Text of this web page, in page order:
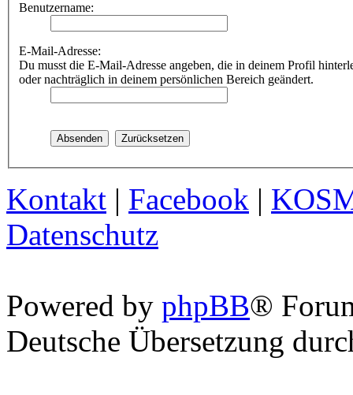
Benutzername:
E-Mail-Adresse:
Du musst die E-Mail-Adresse angeben, die in deinem Profil
oder nachträglich in deinem persönlichen Bereich geändert.
Kontakt | Facebook |
Datenschutz
Powered by phpBB®
Deutsche Übersetzung